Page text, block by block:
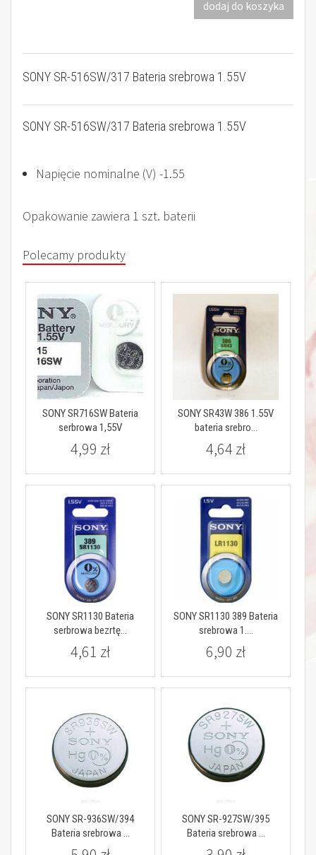
dodaj do koszyka
SONY SR-516SW/317 Bateria srebrowa 1.55V
SONY SR-516SW/317 Bateria srebrowa 1.55V
Napięcie nominalne (V) -1.55
Opakowanie zawiera 1 szt. baterii
Polecamy produkty
SONY SR716SW Bateria
serbrowa 1,55V
4,99 zł
SONY SR43W 386 1.55V
bateria srebro...
4,64 zł
SONY SR1130 Bateria
serbrowa bezrtę...
4,61 zł
SONY SR1130 389 Bateria
srebrowa 1....
6,90 zł
SONY SR-936SW/394
Bateria srebrowa ...
SONY SR-927SW/395
Bateria srebrowa ...